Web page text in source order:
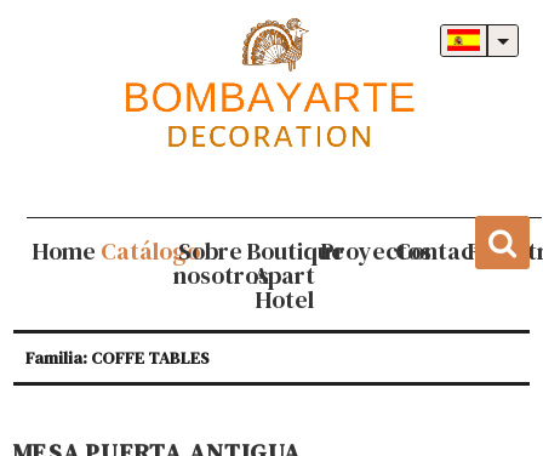
Home CatálogoSobre
nosotros
Boutique
Apart
Hotel
ProyectosContacto
Familia: COFFE TABLES